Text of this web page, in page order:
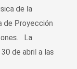
de la
de Proyección
La
de abril a las